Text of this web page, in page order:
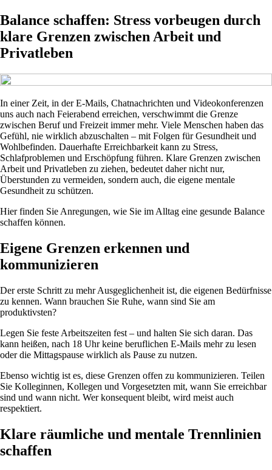
Balance schaffen: Stress vorbeugen durch
klare Grenzen zwischen Arbeit und
Privatleben
In einer Zeit, in der E-Mails, Chatnachrichten und Videokonferenzen
uns auch nach Feierabend erreichen, verschwimmt die Grenze
zwischen Beruf und Freizeit immer mehr. Viele Menschen haben das
Gefühl, nie wirklich abzuschalten – mit Folgen für Gesundheit und
Wohlbefinden. Dauerhafte Erreichbarkeit kann zu Stress,
Schlafproblemen und Erschöpfung führen. Klare Grenzen zwischen
Arbeit und Privatleben zu ziehen, bedeutet daher nicht nur,
Überstunden zu vermeiden, sondern auch, die eigene mentale
Gesundheit zu schützen.
Hier finden Sie Anregungen, wie Sie im Alltag eine gesunde Balance
schaffen können.
Eigene Grenzen erkennen und
kommunizieren
Der erste Schritt zu mehr Ausgeglichenheit ist, die eigenen Bedürfnisse
zu kennen. Wann brauchen Sie Ruhe, wann sind Sie am
produktivsten?
Legen Sie feste Arbeitszeiten fest – und halten Sie sich daran. Das
kann heißen, nach 18 Uhr keine beruflichen E-Mails mehr zu lesen
oder die Mittagspause wirklich als Pause zu nutzen.
Ebenso wichtig ist es, diese Grenzen offen zu kommunizieren. Teilen
Sie Kolleginnen, Kollegen und Vorgesetzten mit, wann Sie erreichbar
sind und wann nicht. Wer konsequent bleibt, wird meist auch
respektiert.
Klare räumliche und mentale Trennlinien
schaffen